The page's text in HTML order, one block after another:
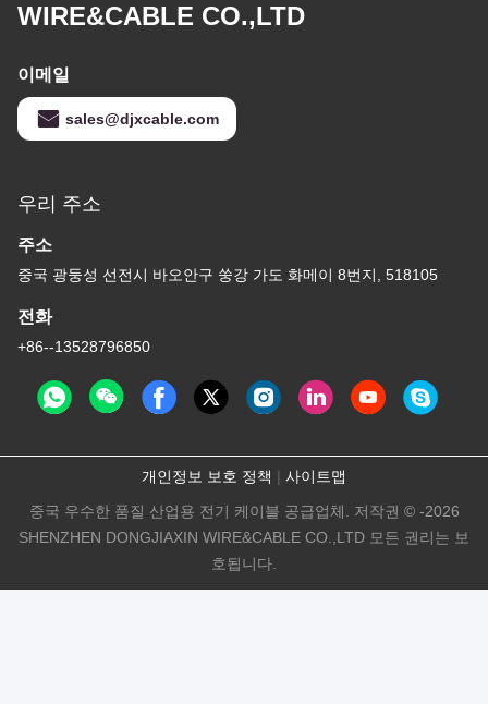
WIRE&CABLE CO.,LTD
이메일
sales@djxcable.com
우리 주소
주소
중국 광둥성 선전시 바오안구 쑹강 가도 화메이 8번지, 518105
전화
+86--13528796850
개인정보 보호 정책 | 사이트맵
중국 우수한 품질 산업용 전기 케이블 공급업체. 저작권 © -2026
SHENZHEN DONGJIAXIN WIRE&CABLE CO.,LTD 모든 권리는 보
호됩니다.